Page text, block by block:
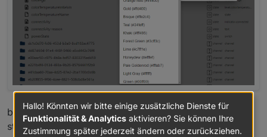
br
steely2
Hallo! Könnten wir bitte einige zusätzliche Dienste für
Funktionalität & Analytics aktivieren? Sie können Ihre
Zustimmung später jederzeit ändern oder zurückziehen.